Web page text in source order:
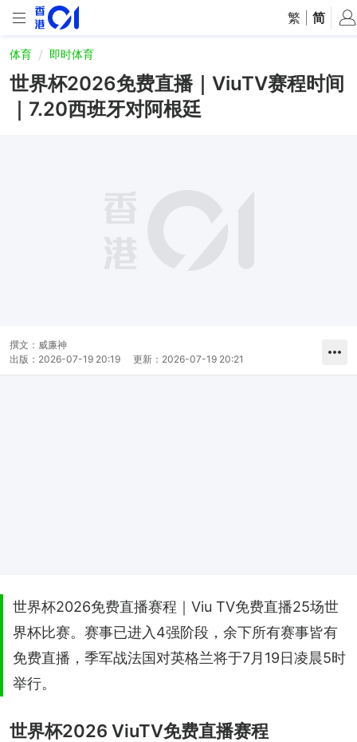
繁 简
体育 即时体育
世界杯2026免费直播｜ViuTV赛程时间
｜7.20西班牙对阿根廷
撰文： 威廉神
出版： 2026-07-19 20:19 更新： 2026-07-19 20:21
世界杯2026免费直播赛程｜Viu TV免费直播25场世
界杯比赛。赛事已进入4强阶段，余下所有赛事皆有
免费直播，季军战法国对英格兰将于7月19日凌晨5时
举行。
世界杯2026 ViuTV免费直播赛程